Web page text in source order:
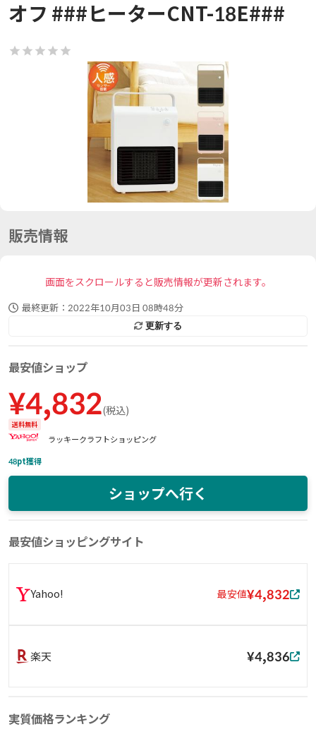
オフ ###ヒーターCNT-18E###
販売情報
画面をスクロールすると販売情報が更新されます。
最終更新： 2022年10月03日 08時48分
更新する
最安値ショップ
¥4,832(税込)
送料無料
ラッキークラフトショッピング
48pt獲得
ショップへ行く
最安値ショッピングサイト
Yahoo! 最安値¥4,832
楽天 ¥4,836
実質価格ランキング